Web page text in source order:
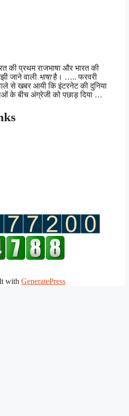
की प्रथम राजभाषा और भारत की
जाने वाली भाषाहै। ….. फरवरी
से खबर आयी कि इंटरनेट की दुनिया
के बीच अंग्रेजी को पछाड़ दिया …
with GeneratePress